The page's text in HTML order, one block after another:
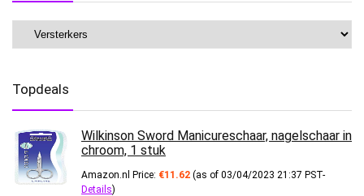
Topdeals
Wilkinson Sword Manicureschaar, nagelschaar in
chroom, 1 stuk
Amazon.nl Price: €11.62 (as of 03/04/2023 21:37 PST-
Details)